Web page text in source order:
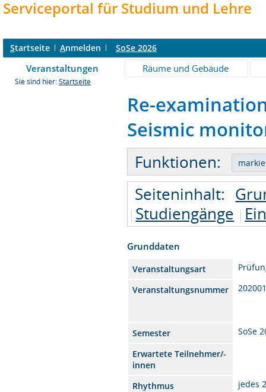
Serviceportal für Studium und Lehre
Startseite Anmelden SoSe 2026
Veranstaltungen Räume und Gebäude
Sie sind hier: Startseite
Re-
Seismic
Funktionen:
Seiteninhalt:
Studiengänge
Grunddaten
Veranstaltungsart
Veranstaltungsnummer
Semester
SoSe
Erwartete Teilnehmer/-
innen
Rhythmus
jedes